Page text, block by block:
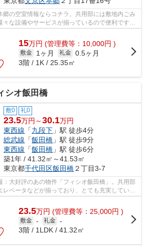
郷の空室情報ならコチラ。共用部には敷地内ごみ
々な設備やサービスが揃っているので便利です。
15万円 (管理費等：10,000円 )
敷金 1ヶ月 礼金 0.5ヶ月
3階 / 1K / 25.35㎡
シオ飯田橋
敷0 礼0
23.5万円～30.1万円
東西線 「九段下 」駅 徒歩4分
総武線 「飯田橋 」駅 徒歩9分
東西線 「飯田橋 」駅 徒歩6分
築1年 / 41.32㎡～41.53㎡
東京都千代田区飯田橋２丁目3-7
：大好評のあの物件「フィシオ飯田橋」。共用部
レベータなどが揃っており、とても充実していま
た築浅のお...
23.5万円 (管理費等：25,000円 )
敷金 - 礼金 -
3階 / 1LDK / 41.32㎡